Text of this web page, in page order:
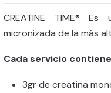
CREATINE TIME®
micronizada de la más
Cada servicio
3gr de creatina